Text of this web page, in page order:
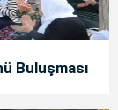
Buluşması